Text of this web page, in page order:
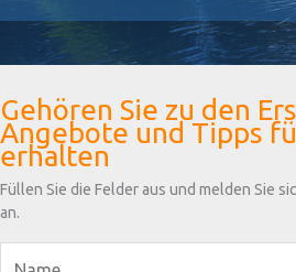
Gehören Sie zu den
Angebote und Tipps
erhalten
Füllen Sie die Felder aus und melden Sie
an.